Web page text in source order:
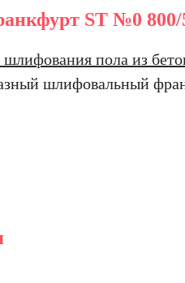
ST №0 800/
пола из
шлифовальный